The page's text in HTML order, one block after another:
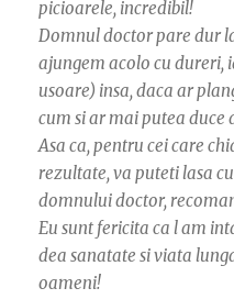
picioarele, incredibil!
Domnul doctor pare dur
ajungem acolo cu dureri,
usoare) insa, daca ar
cum si ar mai putea
Asa ca, pentru cei care
rezultate, va puteti lasa
domnului doctor,
Eu sunt fericita ca l am
dea sanatate si viata
oameni!